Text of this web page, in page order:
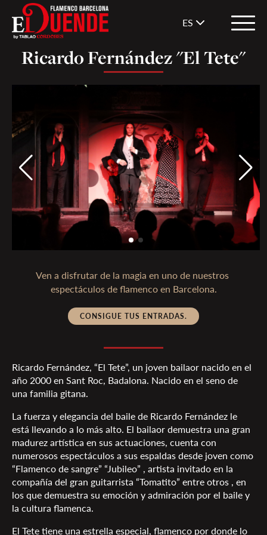
ES
Ricardo Fernández "El Tete"
Ven a disfrutar de la magia en uno de nuestros
CONSIGUE TUS ENTRADAS.
Ricardo Fernández, “El Tete”, un joven bailaor nacido en el
año 2000 en Sant Roc, Badalona. Nacido en el seno de
una familia gitana.
La fuerza y elegancia del baile de Ricardo Fernández le
está llevando a lo más alto. El bailaor demuestra una gran
madurez artística en sus actuaciones, cuenta con
numerosos espectáculos a sus espaldas desde joven como
“Flamenco de sangre” “Jubileo” , artista invitado en la
compañía del gran guitarrista “Tomatito” entre otros , en
los que demuestra su emoción y admiración por el baile y
la cultura flamenca.
El Tete tiene una estrella especial, flamenco por donde lo